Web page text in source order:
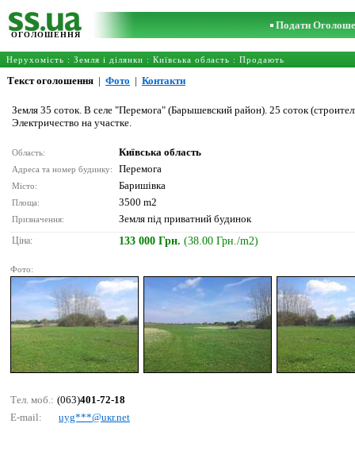
ОГОЛОШЕННЯ
Подати
Нерухомість : Земля і ділянки : Київська область : Продають
Текст оголошення | Фото | Контакти
Земля 35 соток. В селе "Перемога" (Барышевский район). 25 соток
Электричество на участке.
Область: Київська область
Адреса та номер будинку: Перемога
Місто: Баришівка
Площа: 3500 m2
Призначення: Земля під приватний будинок
Ціна: 133 000 Грн. (38.00 Грн./m2)
Фото:
Тел. моб.: (063)401-72-18
E-mail:
uyg***@uкr.nеt